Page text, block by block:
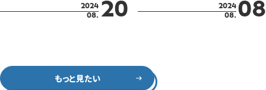
2024
08. 20
2024
08. 08
もっと見たい